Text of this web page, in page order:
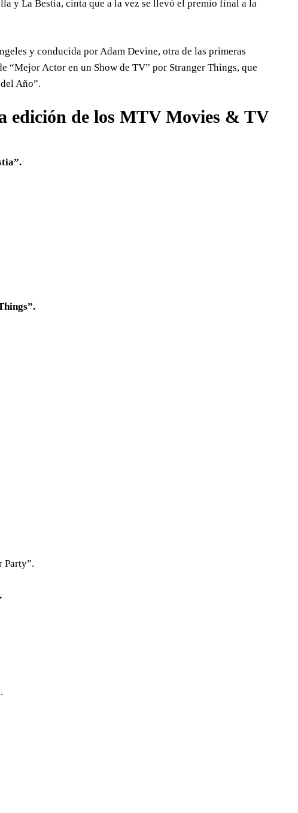
y La Bestia, cinta que a la vez se llevó el premio final a la
y conducida por Adam Devine, otra de las primeras
“Mejor Actor en un Show de TV” por Stranger Things, que
Año”.
edición de los MTV Movies & TV
Party”.